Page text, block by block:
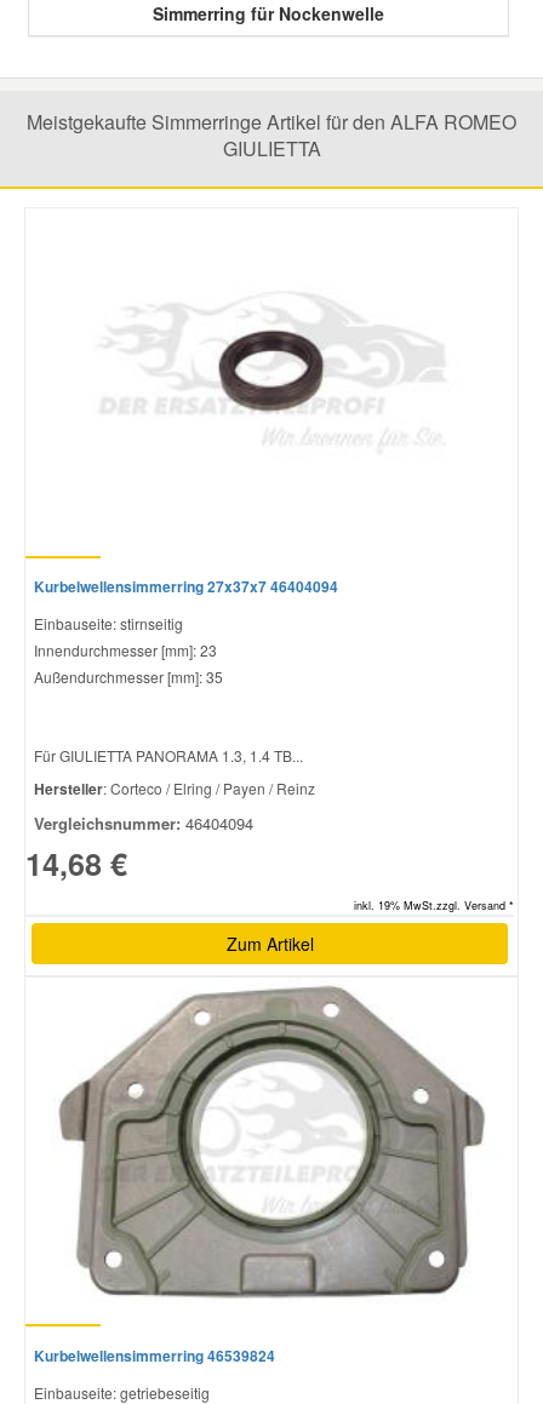
Simmerring für Nockenwelle
Meistgekaufte Simmerringe Artikel für den ALFA ROMEO
GIULIETTA
Kurbelwellensimmerring 27x37x7 46404094
Einbauseite: stirnseitig
Innendurchmesser [mm]: 23
Außendurchmesser [mm]: 35
Für GIULIETTA PANORAMA 1.3, 1.4 TB...
Hersteller: Corteco / Elring / Payen / Reinz
Vergleichsnummer: 46404094
14,68 €
inkl. 19% MwSt.zzgl. Versand *
Zum Artikel
Kurbelwellensimmerring 46539824
Einbauseite: getriebeseitig
Mitsubishi Ersatzteile
Skoda Ersatzteile
Smart Ersatzteile
Vauxhall Ersatzteile
Volvo Ersatzteile